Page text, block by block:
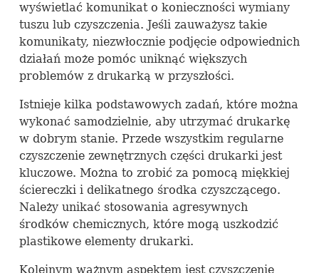
wyświetlać komunikat o konieczności wymiany
tuszu lub czyszczenia. Jeśli zauważysz takie
komunikaty, niezwłocznie podjęcie odpowiednich
działań może pomóc uniknąć większych
problemów z drukarką w przyszłości.
Istnieje kilka podstawowych zadań, które można
wykonać samodzielnie, aby utrzymać drukarkę
w dobrym stanie. Przede wszystkim regularne
czyszczenie zewnętrznych części drukarki jest
kluczowe. Można to zrobić za pomocą miękkiej
ściereczki i delikatnego środka czyszczącego.
Należy unikać stosowania agresywnych
środków chemicznych, które mogą uszkodzić
plastikowe elementy drukarki.
Kolejnym ważnym aspektem jest czyszczenie